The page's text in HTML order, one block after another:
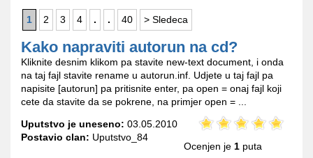
1 2 3 4 . . 40 > Sledeca
Kako napraviti autorun na cd?
Kliknite desnim klikom pa stavite new-text document, i onda
na taj fajl stavite rename u autorun.inf. Udjete u taj fajl pa
napisite [autorun] pa pritisnite enter, pa open = onaj fajl koji
cete da stavite da se pokrene, na primjer open = ...
Uputstvo je uneseno: 03.05.2010
Postavio clan: Uputstvo_84
Ocenjen je 1 puta